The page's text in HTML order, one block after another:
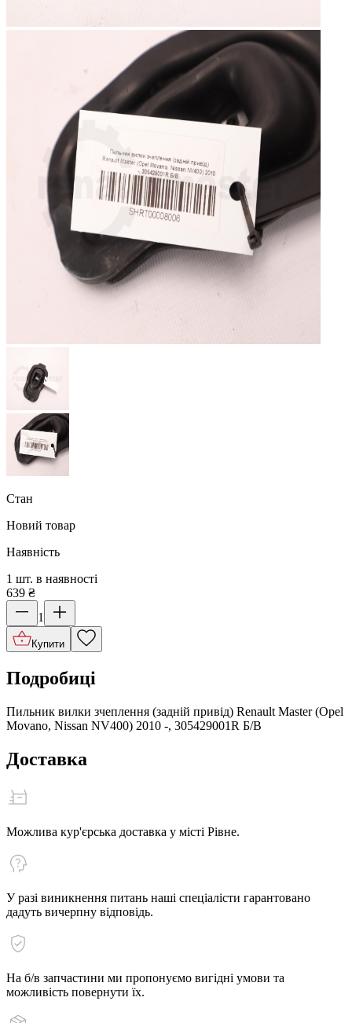
Стан
Новий товар
Наявність
1 шт. в наявності
639 ₴
1
Купити
Подробиці
Пильник вилки зчеплення (задній привід) Renault Master (Opel
Movano, Nissan NV400) 2010 -, 305429001R Б/В
Доставка
Можлива кур'єрська доставка у місті Рівне.
У разі виникнення питань наші спеціалісти гарантовано
дадуть вичерпну відповідь.
На б/в запчастини ми пропонуємо вигідні умови та
можливість повернути їх.